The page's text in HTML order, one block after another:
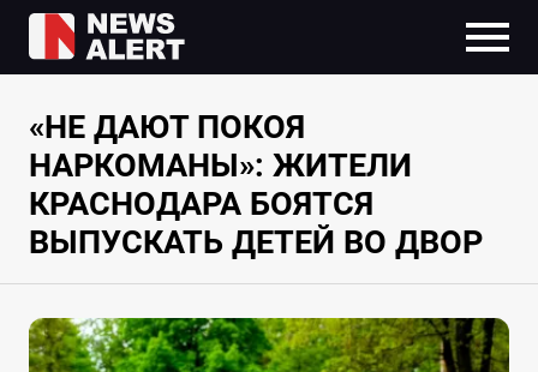
«НЕ ДАЮТ ПОКОЯ
НАРКОМАНЫ»: ЖИТЕЛИ
КРАСНОДАРА БОЯТСЯ
ВЫПУСКАТЬ ДЕТЕЙ ВО ДВОР